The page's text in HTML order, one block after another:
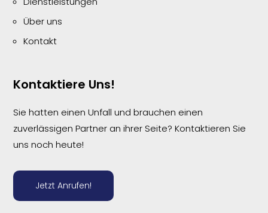
Über uns
Kontakt
Kontaktiere Uns!
Sie hatten einen Unfall und brauchen einen
zuverlässigen Partner an ihrer Seite? Kontaktieren Sie
uns noch heute!
Jetzt Anrufen!